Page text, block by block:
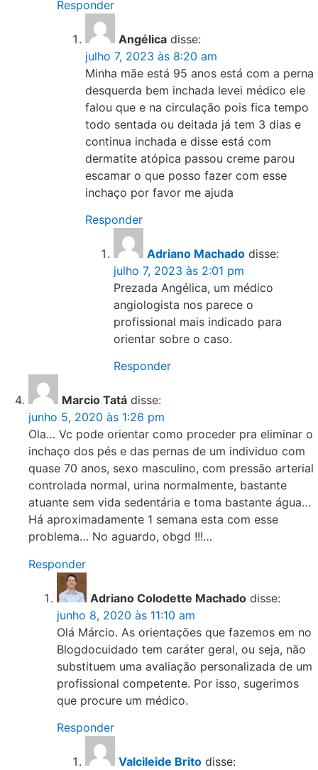
Responder
Angélica disse:
julho 7, 2023 às 8:20 am
Minha mãe está 95 anos está com a perna
desquerda bem inchada levei médico ele
falou que e na circulação pois fica tempo
todo sentada ou deitada já tem 3 dias e
continua inchada e disse está com
dermatite atópica passou creme parou
escamar o que posso fazer com esse
inchaço por favor me ajuda
Responder
Adriano Machado disse:
julho 7, 2023 às 2:01 pm
Prezada Angélica, um médico
angiologista nos parece o
profissional mais indicado para
orientar sobre o caso.
Responder
Marcio Tatá disse:
junho 5, 2020 às 1:26 pm
Ola… Vc pode orientar como proceder pra eliminar o
inchaço dos pés e das pernas de um individuo com
quase 70 anos, sexo masculino, com pressão arterial
controlada normal, urina normalmente, bastante
atuante sem vida sedentária e toma bastante água…
Há aproximadamente 1 semana esta com esse
problema… No aguardo, obgd !!!…
Responder
Adriano Colodette Machado disse:
junho 8, 2020 às 11:10 am
Olá Márcio. As orientações que fazemos em no
Blogdocuidado tem caráter geral, ou seja, não
substituem uma avaliação personalizada de um
profissional competente. Por isso, sugerimos
que procure um médico.
Responder
Valcileide Brito disse: